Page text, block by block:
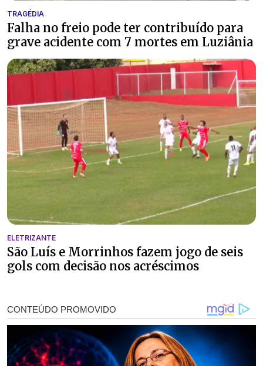
TRAGÉDIA
Falha no freio pode ter contribuído para
grave acidente com 7 mortes em Luziânia
ELETRIZANTE
São Luís e Morrinhos fazem jogo de seis
gols com decisão nos acréscimos